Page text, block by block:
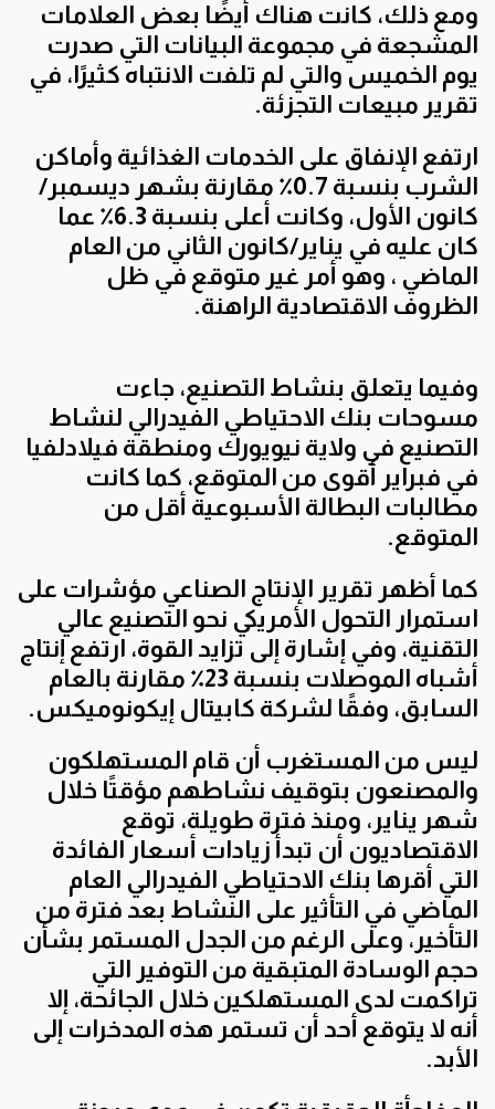
ومع ذلك، كانت هناك أيضًا بعض العلامات
المشجعة في مجموعة البيانات التي صدرت
يوم الخميس والتي لم تلفت الانتباه كثيرًا، في
تقرير مبيعات التجزئة.
ارتفع الإنفاق على الخدمات الغذائية وأماكن
الشرب بنسبة 0.7٪ مقارنة بشهر ديسمبر/
كانون الأول، وكانت أعلى بنسبة 6.3٪ عما
كان عليه في يناير/كانون الثاني من العام
الماضي ، وهو أمر غير متوقع في ظل
الظروف الاقتصادية الراهنة.
وفيما يتعلق بنشاط التصنيع، جاءت
مسوحات بنك الاحتياطي الفيدرالي لنشاط
التصنيع في ولاية نيويورك ومنطقة فيلادلفيا
في فبراير أقوى من المتوقع، كما كانت
مطالبات البطالة الأسبوعية أقل من
المتوقع.
كما أظهر تقرير الإنتاج الصناعي مؤشرات على
استمرار التحول الأمريكي نحو التصنيع عالي
التقنية، وفي إشارة إلى تزايد القوة، ارتفع إنتاج
أشباه الموصلات بنسبة 23٪ مقارنة بالعام
السابق، وفقًا لشركة كابيتال إيكونوميكس.
ليس من المستغرب أن قام المستهلكون
والمصنعون بتوقيف نشاطهم مؤقتًا خلال
شهر يناير، ومنذ فترة طويلة، توقع
الاقتصاديون أن تبدأ زيادات أسعار الفائدة
التي أقرها بنك الاحتياطي الفيدرالي العام
الماضي في التأثير على النشاط بعد فترة من
التأخير، وعلى الرغم من الجدل المستمر بشأن
حجم الوسادة المتبقية من التوفير التي
تراكمت لدى المستهلكين خلال الجائحة، إلا
أنه لا يتوقع أحد أن تستمر هذه المدخرات إلى
الأبد.